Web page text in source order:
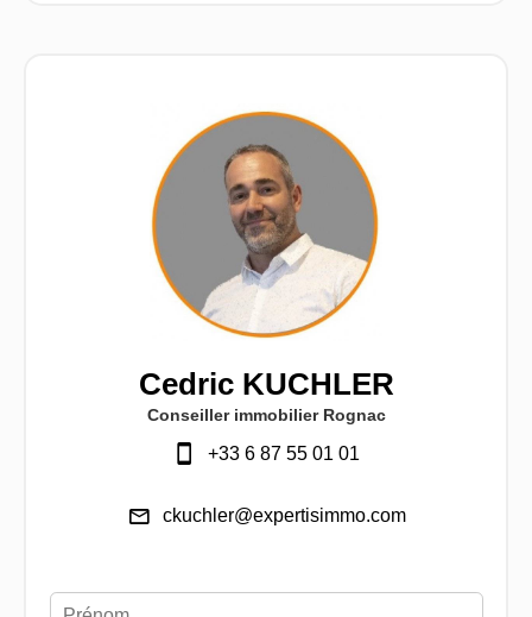
Cedric KUCHLER
Conseiller immobilier Rognac
+33 6 87 55 01 01
ckuchler@expertisimmo.com